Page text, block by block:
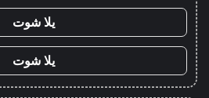
يلا شوت
يلا شوت